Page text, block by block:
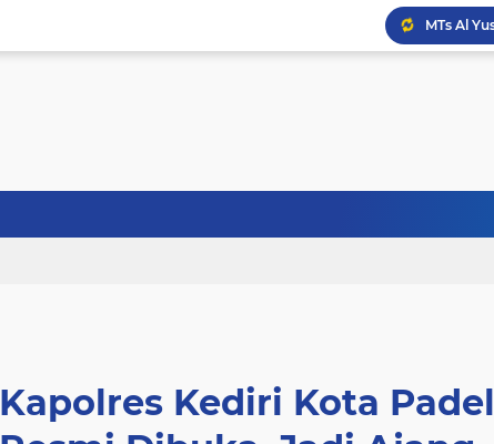
Kediri Kota Padel